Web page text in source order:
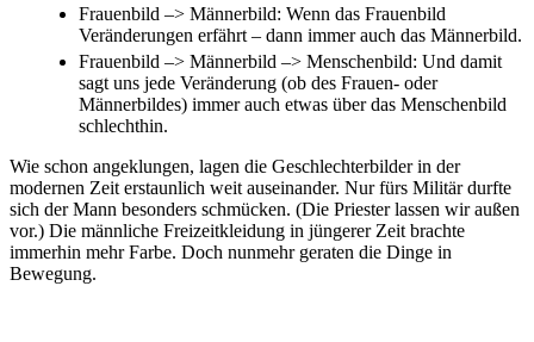
Frauenbild –> Männerbild: Wenn das Frauenbild
Veränderungen erfährt – dann immer auch das Männerbild.
Frauenbild –> Männerbild –> Menschenbild: Und damit
sagt uns jede Veränderung (ob des Frauen- oder
Männerbildes) immer auch etwas über das Menschenbild
schlechthin.
Wie schon angeklungen, lagen die Geschlechterbilder in der
modernen Zeit erstaunlich weit auseinander. Nur fürs Militär durfte
sich der Mann besonders schmücken. (Die Priester lassen wir außen
vor.) Die männliche Freizeitkleidung in jüngerer Zeit brachte
immerhin mehr Farbe. Doch nunmehr geraten die Dinge in
Bewegung.